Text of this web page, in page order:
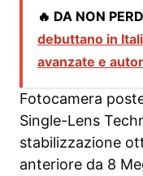
🔥 DA NON
debuttano in
avanzate e
Fotocamera
Single-Lens
stabilizzazione
anteriore da 8